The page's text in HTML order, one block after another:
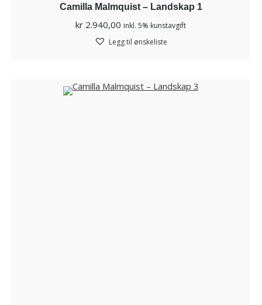
Camilla Malmquist – Landskap 1
kr 2.940,00 inkl. 5% kunstavgift
Legg til ønskeliste